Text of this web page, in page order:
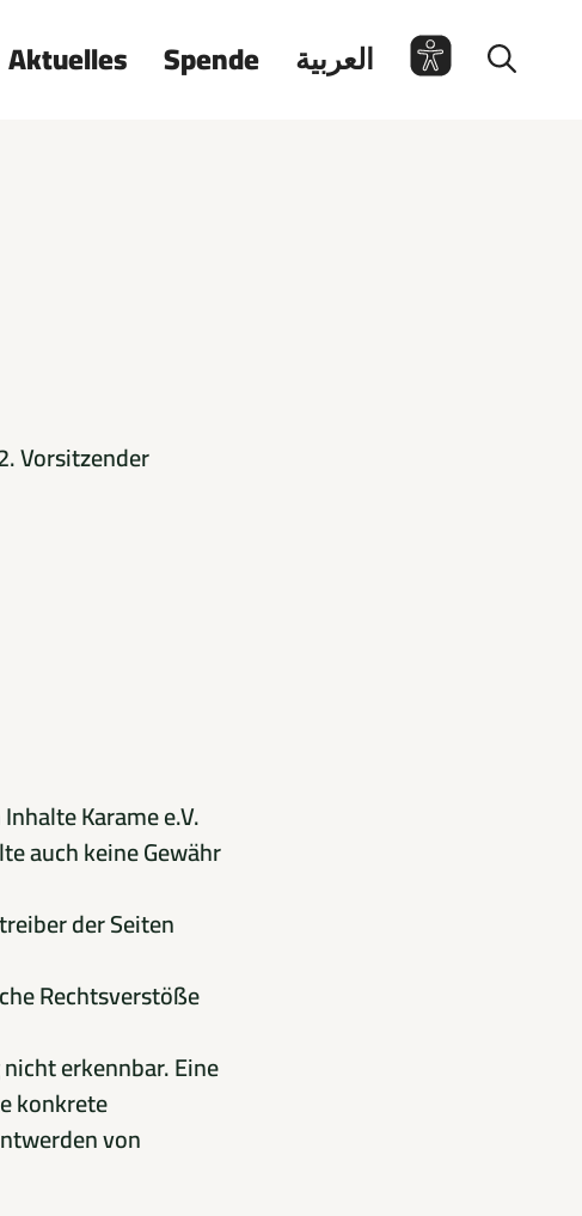
Aktuelles Spende العربية
Vorsitzender
Karame e.V.
auch keine Gewähr
der Seiten
Rechtsverstöße
erkennbar. Eine
konkrete
von